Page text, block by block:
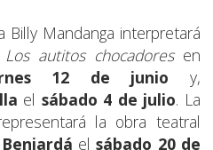
Billy Mandanga interpretará
Los autitos chocadoresen
12 de junio y,
el sábado 4 de julio. La
la obra teatral
Beniardá elsábado 20 de